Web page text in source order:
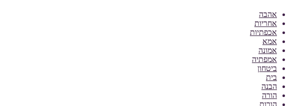
אהבה
אחריות
אכפתיות
אמא
אמונה
אמפתיה
ביטחון
בית
הבנה
הורה
הורות